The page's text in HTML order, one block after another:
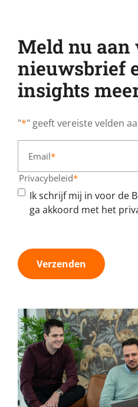
Meld nu aan
nieuwsbrief
insights
"*" geeft vereiste velden
Email*
Privacybeleid*
Ik schrijf mij in voor de
ga akkoord met het
Verzenden